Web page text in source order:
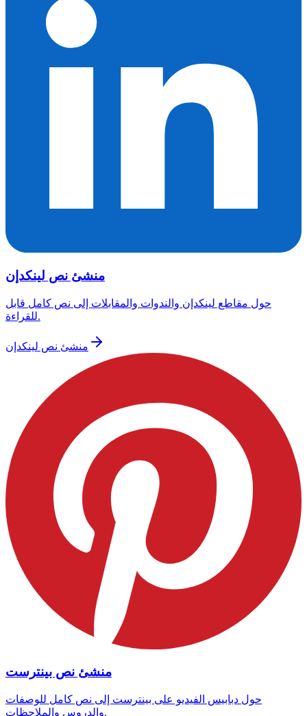
منشئ نص لينكدإن
حول مقاطع لينكدإن والندوات والمقابلات إلى نص كامل قابل
للقراءة.
منشئ نص لينكدإن
منشئ نص بينترست
حول دبابيس الفيديو على بينترست إلى نص كامل للوصفات
والدروس والملاحظات.